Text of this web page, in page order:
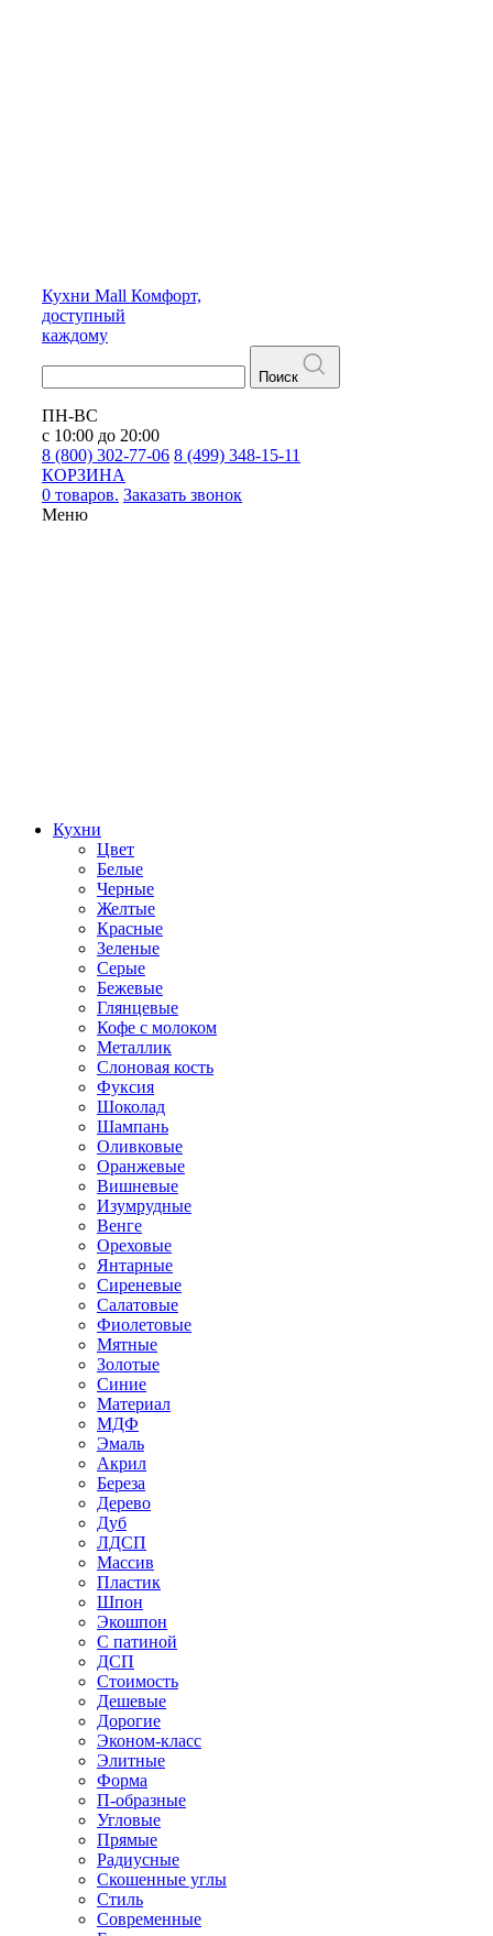
Кухни Mall Комфорт,
доступный
каждому
Поиск
ПН-ВС
с 10:00 до 20:00
8 (800) 302-77-06 8 (499) 348-15-11
КОРЗИНА
0 товаров. Заказать звонок
Меню
Кухни
Цвет
Белые
Черные
Желтые
Красные
Зеленые
Серые
Бежевые
Глянцевые
Кофе с молоком
Металлик
Слоновая кость
Фуксия
Шоколад
Шампань
Оливковые
Оранжевые
Вишневые
Изумрудные
Венге
Ореховые
Янтарные
Сиреневые
Салатовые
Фиолетовые
Мятные
Золотые
Синие
Материал
МДФ
Эмаль
Акрил
Береза
Дерево
Дуб
ЛДСП
Массив
Пластик
Шпон
Экошпон
С патиной
ДСП
Стоимость
Дешевые
Дорогие
Эконом-класс
Элитные
Форма
П-образные
Угловые
Прямые
Радиусные
Скошенные углы
Стиль
Современные